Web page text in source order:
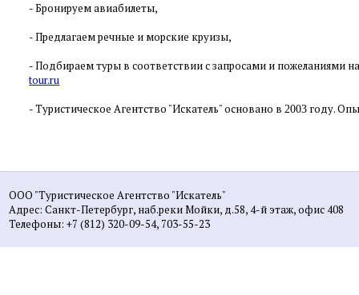
-Бронируем авиабилеты,
-Предлагаем речные и морские круизы,
- Подбираем туры в соответствии с запросами и пожеланиями
tour.ru
- Туристическое Агентство "Искатель" основано в2003 году.
ООО "Туристическое Агентство "Искатель"
Адрес: Санкт-Петербург, наб.реки Мойки, д.58, 4-й этаж, офис 408
Телефоны: +7 (812) 320-09-54, 703-55-23